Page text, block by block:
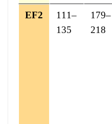
EF2
111–
135
179–
218